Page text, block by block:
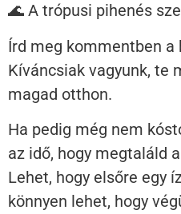
🌊 A trópusi pihenés
Írd meg kommentben a
Kíváncsiak vagyunk, te
magad otthon.
Ha pedig még nem
az idő, hogy megtaláld
Lehet, hogy elsőre egy
könnyen lehet, hogy